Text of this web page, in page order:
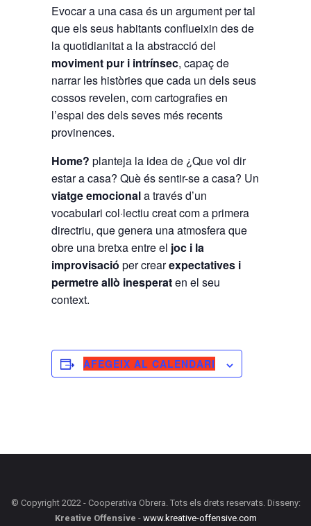
Evocar a una casa és un argument per tal
que els seus habitants conflueixin des de
la quotidianitat a la abstracció del
moviment pur i intrínsec, capaç de
narrar les històries que cada un dels seus
cossos revelen, com cartografies en
l’espai des dels seves més recents
provinences.
Home? planteja la idea de ¿Que vol dir
estar a casa? Què és sentir-se a casa? Un
viatge emocionala través d’un
vocabulari col·lectiu creat com a primera
directriu, que genera una atmosfera que
obre una bretxa entre el joc i la
improvisació per crearexpectatives i
permetre allò inesperaten el seu
context.
AFEGEIX AL CALENDARI
© Copyright 2022 - Cooperativa Obrera. Tots els drets reservats. Disseny:
Kreative Offensive -www.kreative-offensive.com